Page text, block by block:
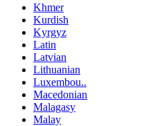
Khmer
Kurdish
Kyrgyz
Latin
Latvian
Lithuanian
Luxembou..
Macedonian
Malagasy
Malay